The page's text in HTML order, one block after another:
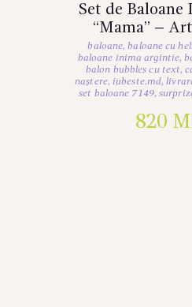
Set de Baloane
“Mama” –
baloane,baloane cu
baloane inima argintie,
balon bubbles cu text,
naștere, iubeste.md,
set baloane 7149,
820